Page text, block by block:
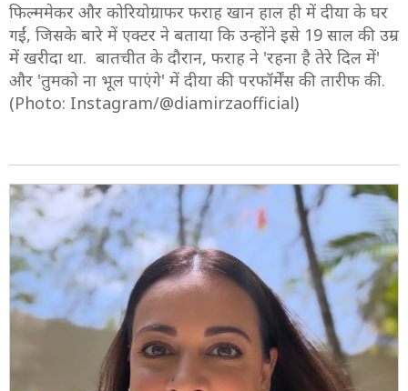
फिल्ममेकर और कोरियोग्राफर फराह खान हाल ही में दीया के घर
गईं, जिसके बारे में एक्टर ने बताया कि उन्होंने इसे 19 साल की उम्र
में खरीदा था. बातचीत के दौरान, फराह ने 'रहना है तेरे दिल में'
और 'तुमको ना भूल पाएंगे' में दीया की परफॉर्मेंस की तारीफ की.
(Photo: Instagram/@diamirzaofficial)